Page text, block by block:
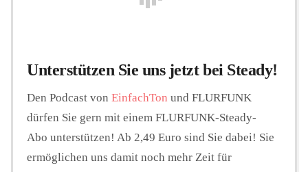
Unterstützen Sie uns jetzt bei Steady!
Den Podcast von EinfachTon und FLURFUNK
dürfen Sie gern mit einem FLURFUNK-Steady-
Abo unterstützen! Ab 2,49 Euro sind Sie dabei! Sie
ermöglichen uns damit noch mehr Zeit für